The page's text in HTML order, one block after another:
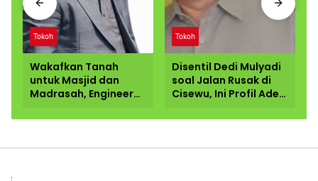
Tokoh
Wakafkan Tanah
untuk Masjid dan
Madrasah, Engineer
Garut Dorong
Pendidikan
Tokoh
Disentil Dedi Mulyadi
soal Jalan Rusak di
Cisewu, Ini Profil Ade
DPR RI dari Garut